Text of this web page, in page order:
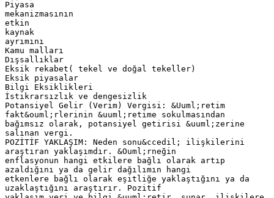
Piyasa
mekanizmasının
etkin
kaynak
ayrımını
Kamu malları
Dışsallıklar
Eksik rekabet( tekel ve doğal tekeller)
Eksik piyasalar
Bilgi Eksiklikleri
İstikrarsızlık ve dengesizlik
Potansiyel Gelir (Verim) Vergisi: &Uuml;retim
fakt&ouml;rlerinin &uuml;retime sokulmasından
bağımsız olarak, potansiyel getirisi &uuml;zerine
salınan vergi.
POZİTİF YAKLAŞIM: Neden sonu&ccedil; ilişkilerini
araştıran yaklaşımdır. &Ouml;rneğin
enflasyonun hangi etkilere bağlı olarak artıp
azaldığını ya da gelir dağılımın hangi
etkenlere bağlı olarak eşitliğe yaklaştığını ya da
uzaklaştığını araştırır. Pozitif